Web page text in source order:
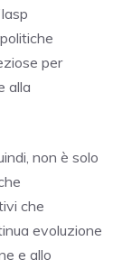
per
alla
non è solo
che
evoluzione
e allo